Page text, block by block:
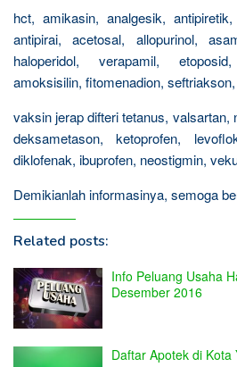
hct, amikasin, analgesik,
antipirai, acetosal, allopurinol,
haloperidol, verapamil,
amoksisilin, fitomenadion,
vaksin jerap difteri tetanus, valsartan,
deksametason, ketoprofen,
diklofenak, ibuprofen, neostigmin,
Demikianlah informasinya, semoga
Related posts:
Info Peluang Usaha
Desember 2016
Daftar Apotek di